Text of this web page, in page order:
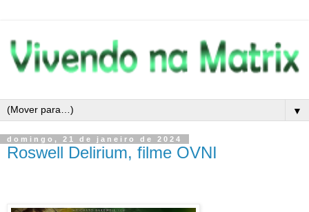
▼
domingo, 21 de janeiro de 2024
Roswell Delirium, filme OVNI